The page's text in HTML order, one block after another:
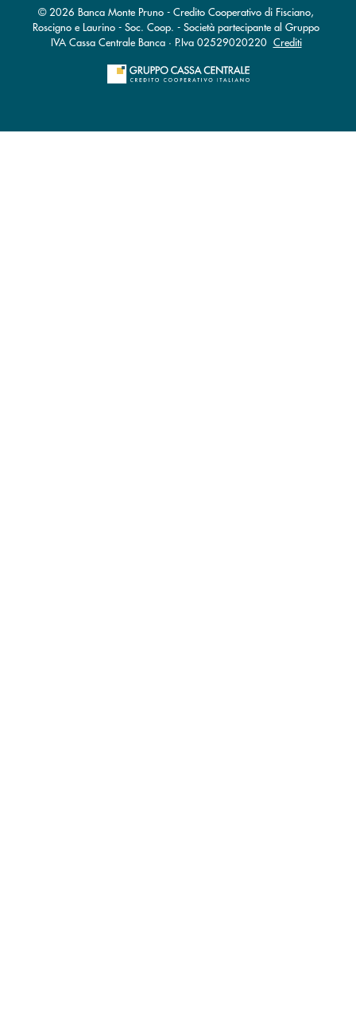
© 2026 Banca Monte Pruno - Credito Cooperativo di Fisciano,
Roscigno e Laurino - Soc. Coop. - Società partecipante al Gruppo
IVA Cassa Centrale Banca · P.Iva 02529020220 Crediti